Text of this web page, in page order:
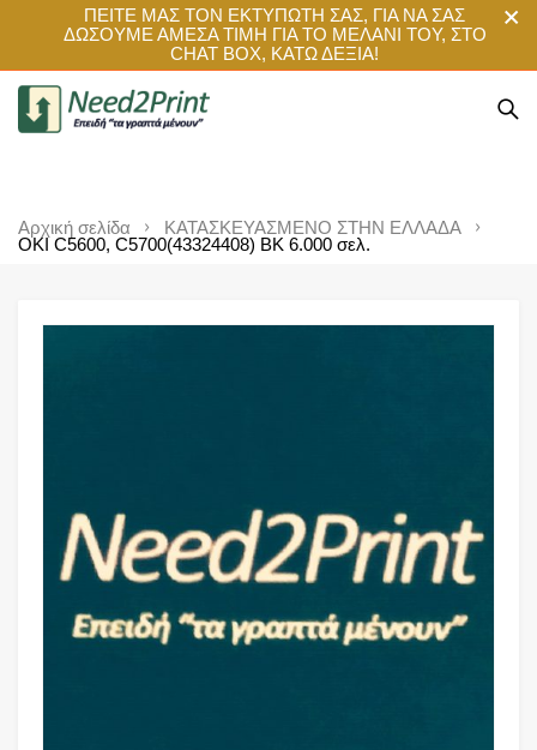
ΠΕΙΤΕ ΜΑΣ ΤΟΝ ΕΚΤΥΠΩΤΗ ΣΑΣ, ΓΙΑ ΝΑ ΣΑΣ
ΔΩΣΟΥΜΕ ΑΜΕΣΑ ΤΙΜΗ ΓΙΑ ΤΟ ΜΕΛΑΝΙ ΤΟΥ, ΣΤΟ
CHAT BOX, ΚΑΤΩ ΔΕΞΙΑ!
Αρχική σελίδα
ΚΑΤΑΣΚΕΥΑΣΜΕΝΟ ΣΤΗΝ ΕΛΛΑΔΑ
OKI C5600, C5700(43324408) BK 6.000 σελ.